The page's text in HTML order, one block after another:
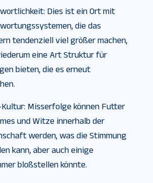
Dies ist ein Ort mit
die das
tendenziell viel größer machen,
eine Art Struktur für
bieten, die es erneut
Misserfolge können Futter
und Witze innerhalb der
werden, was die Stimmung
kann, aber auch einige
bloßstellen könnte.